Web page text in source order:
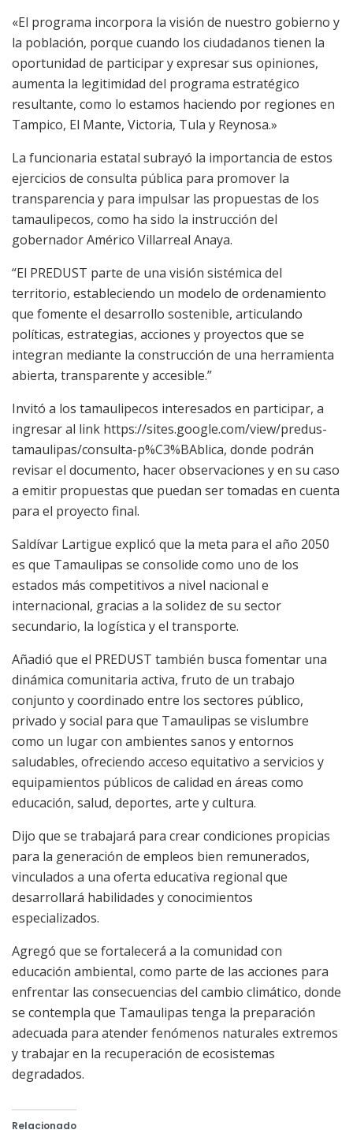
«El programa incorpora la visión de nuestro gobierno y
la población, porque cuando los ciudadanos tienen la
oportunidad de participar y expresar sus opiniones,
aumenta la legitimidad del programa estratégico
resultante, como lo estamos haciendo por regiones en
Tampico, El Mante, Victoria, Tula y Reynosa.»
La funcionaria estatal subrayó la importancia de estos
ejercicios de consulta pública para promover la
transparencia y para impulsar las propuestas de los
tamaulipecos, como ha sido la instrucción del
gobernador Américo Villarreal Anaya.
“El PREDUST parte de una visión sistémica del
territorio, estableciendo un modelo de ordenamiento
que fomente el desarrollo sostenible, articulando
políticas, estrategias, acciones y proyectos que se
integran mediante la construcción de una herramienta
abierta, transparente y accesible.”
Invitó a los tamaulipecos interesados en participar, a
ingresar al link https://sites.google.com/view/predus-
tamaulipas/consulta-p%C3%BAblica, donde podrán
revisar el documento, hacer observaciones y en su caso
a emitir propuestas que puedan ser tomadas en cuenta
para el proyecto final.
Saldívar Lartigue explicó que la meta para el año 2050
es que Tamaulipas se consolide como uno de los
estados más competitivos a nivel nacional e
internacional, gracias a la solidez de su sector
secundario, la logística y el transporte.
Añadió que el PREDUST también busca fomentar una
dinámica comunitaria activa, fruto de un trabajo
conjunto y coordinado entre los sectores público,
privado y social para que Tamaulipas se vislumbre
como un lugar con ambientes sanos y entornos
saludables, ofreciendo acceso equitativo a servicios y
equipamientos públicos de calidad en áreas como
educación, salud, deportes, arte y cultura.
Dijo que se trabajará para crear condiciones propicias
para la generación de empleos bien remunerados,
vinculados a una oferta educativa regional que
desarrollará habilidades y conocimientos
especializados.
Agregó que se fortalecerá a la comunidad con
educación ambiental, como parte de las acciones para
enfrentar las consecuencias del cambio climático, donde
se contempla que Tamaulipas tenga la preparación
adecuada para atender fenómenos naturales extremos
y trabajar en la recuperación de ecosistemas
degradados.
Relacionado